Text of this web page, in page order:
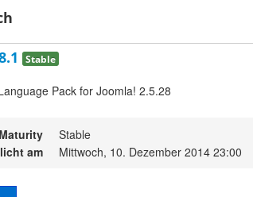
Stable
Pack for Joomla! 2.5.28
Maturity
Stable
am
Mittwoch, 10. Dezember 2014 23:00